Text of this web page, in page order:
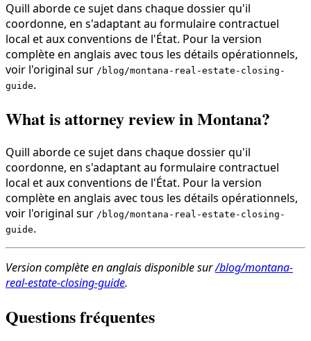
Quill aborde ce sujet dans chaque dossier qu'il
coordonne, en s'adaptant au formulaire contractuel
local et aux conventions de l'État. Pour la version
complète en anglais avec tous les détails opérationnels,
voir l'original sur /blog/montana-real-estate-closing-
guide.
What is attorney review in Montana?
Quill aborde ce sujet dans chaque dossier qu'il
coordonne, en s'adaptant au formulaire contractuel
local et aux conventions de l'État. Pour la version
complète en anglais avec tous les détails opérationnels,
voir l'original sur /blog/montana-real-estate-closing-
guide.
Version complète en anglais disponible sur/blog/montana-
real-estate-closing-guide.
Questions fréquentes